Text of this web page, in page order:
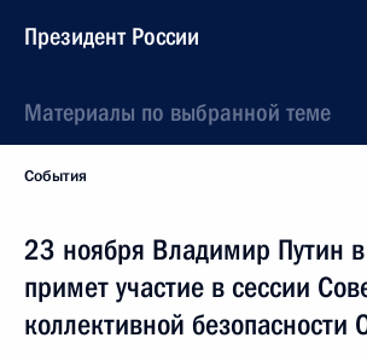
Президент России
Материалы по выбранной теме
События
23 ноября Владимир Путин
примет участие в сессии
коллективной безопасности